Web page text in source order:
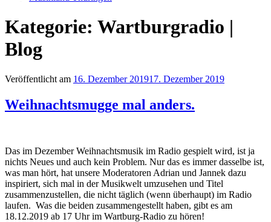
Kategorie: Wartburgradio |
Blog
Veröffentlicht am 16. Dezember 201917. Dezember 2019
Weihnachtsmugge mal anders.
Das im Dezember Weihnachtsmusik im Radio gespielt wird, ist ja
nichts Neues und auch kein Problem. Nur das es immer dasselbe ist,
was man hört, hat unsere Moderatoren Adrian und Jannek dazu
inspiriert, sich mal in der Musikwelt umzusehen und Titel
zusammenzustellen, die nicht täglich (wenn überhaupt) im Radio
laufen. Was die beiden zusammengestellt haben, gibt es am
18.12.2019 ab 17 Uhr im Wartburg-Radio zu hören!